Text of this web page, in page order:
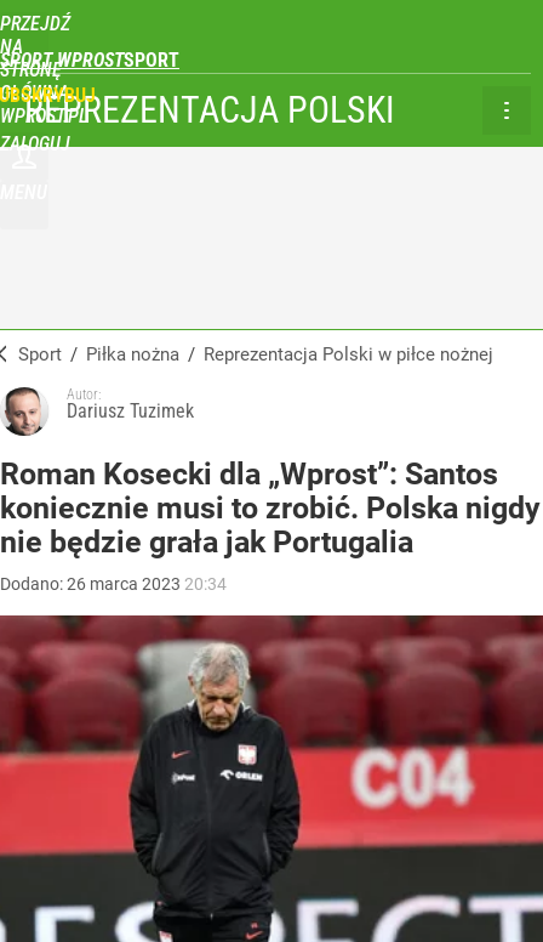
PRZEJDŹ
NA
STRONĘ
GŁÓWNĄ
WPROST.PL
SPORT WPROST
ZALOGUJ
REPREZENTACJA POLSKI
Sport / Piłka nożna / Reprezentacja Polski w piłce nożnej
Autor:
Dariusz Tuzimek
Roman Kosecki dla „Wprost”: Santos
koniecznie musi to zrobić. Polska nigdy
nie będzie grała jak Portugalia
Dodano:26 marca 2023 20:34